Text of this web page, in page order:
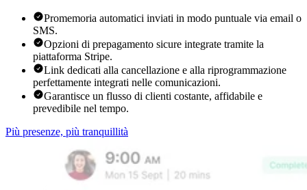
Promemoria automatici inviati in modo puntuale via email o
SMS.
Opzioni di prepagamento sicure integrate tramite la
piattaforma Stripe.
Link dedicati alla cancellazione e alla riprogrammazione
perfettamente integrati nelle comunicazioni.
Garantisce un flusso di clienti costante, affidabile e
prevedibile nel tempo.
Più presenze, più tranquillità